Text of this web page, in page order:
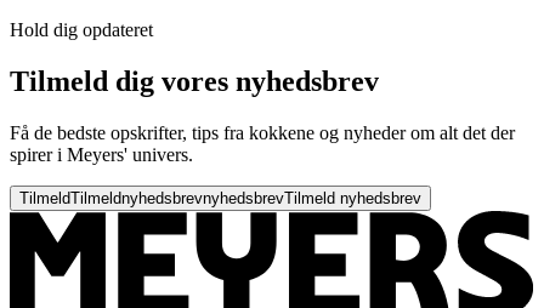
Hold dig opdateret
Tilmeld dig vores nyhedsbrev
Få de bedste opskrifter, tips fra kokkene og nyheder om alt det der
spirer i Meyers' univers.
TilmeldTilmeldnyhedsbrevnyhedsbrevTilmeld nyhedsbrev